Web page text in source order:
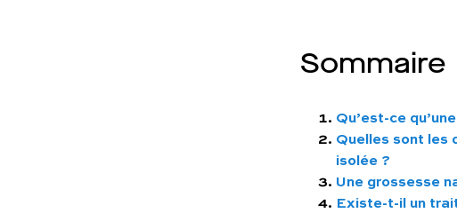
Sommaire
Qu’est-ce
Quelles sont les
isolée ?
Une grossesse
Existe-t-il un